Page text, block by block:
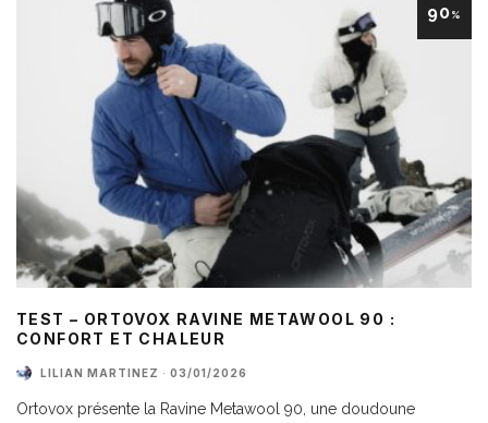
90%
TEST – ORTOVOX RAVINE METAWOOL 90 :
CONFORT ET CHALEUR
LILIAN MARTINEZ · 03/01/2026
Ortovox présente la Ravine Metawool 90, une doudoune